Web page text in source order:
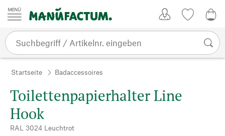
Zum Inhalt springen
Startseite Badaccessoires
Toilettenpapierhalter Line
Hook
RAL 3024 Leuchtrot